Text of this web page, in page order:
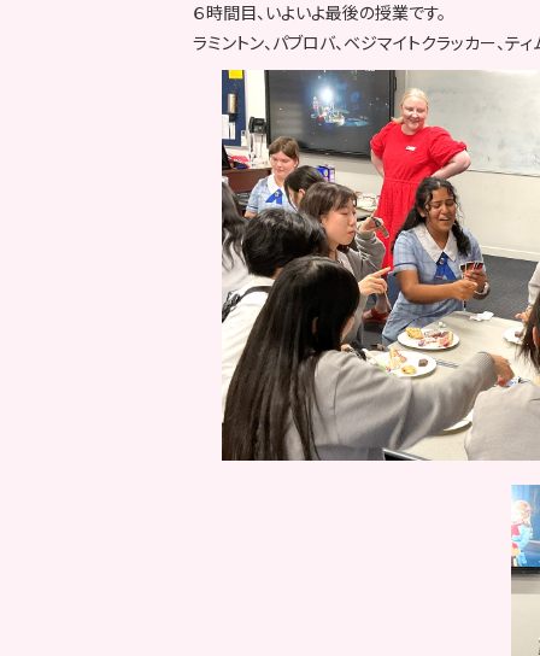
６時間目、いよいよ最後の授業です。
ラミントン、パブロバ、ベジマイトクラッカー、